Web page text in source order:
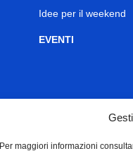
Per maggiori informazioni
Idee per il weekend
EVENTI